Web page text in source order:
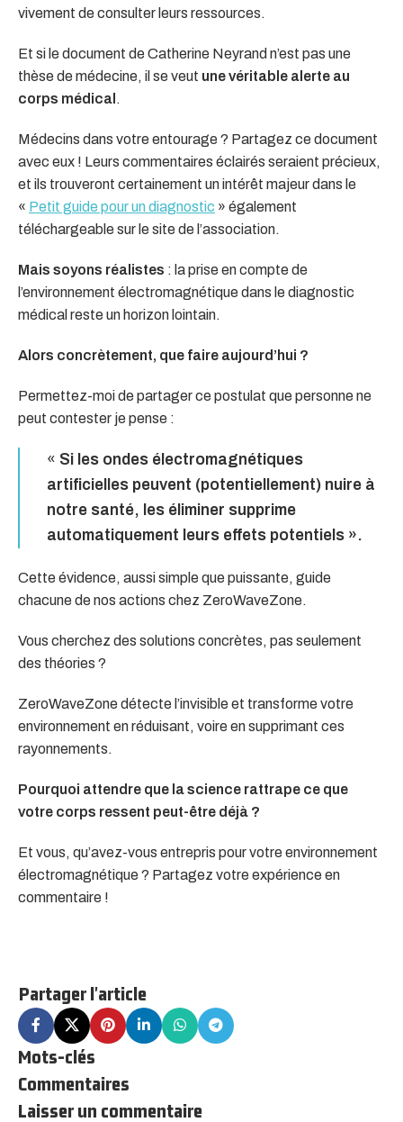
vivement de consulter leurs ressources.
Et si le document de Catherine Neyrand n’est pas une
thèse de médecine, il se veut une véritable alerte au
corps médical .
Médecins dans votre entourage ? Partagez ce document
avec eux ! Leurs commentaires éclairés seraient précieux,
et ils trouveront certainement un intérêt majeur dans le
« Petit guide pour un diagnostic » également
téléchargeable sur le site de l’association.
Mais soyons réalistes : la prise en compte de
l’environnement électromagnétique dans le diagnostic
médical reste un horizon lointain.
Alors concrètement, que faire aujourd’hui ?
Permettez-moi de partager ce postulat que personne ne
peut contester je pense :
« Si les ondes électromagnétiques
artificielles peuvent (potentiellement) nuire à
notre santé, les éliminer supprime
automatiquement leurs effets potentiels ».
Cette évidence, aussi simple que puissante, guide
chacune de nos actions chez ZeroWaveZone.
Vous cherchez des solutions concrètes, pas seulement
des théories ?
ZeroWaveZone détecte l’invisible et transforme votre
environnement en réduisant, voire en supprimant ces
rayonnements.
Pourquoi attendre que la science rattrape ce que
votre corps ressent peut-être déjà ?
Et vous, qu’avez-vous entrepris pour votre environnement
électromagnétique ? Partagez votre expérience en
commentaire !
Partager l'article
Mots-clés
Commentaires
Laisser un commentaire